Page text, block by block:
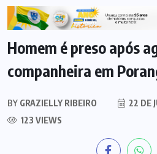
PORANGATU POLICIAL
Homem é preso após
companheira em
BY GRAZIELLY RIBEIRO
22 DE
123 VIEWS